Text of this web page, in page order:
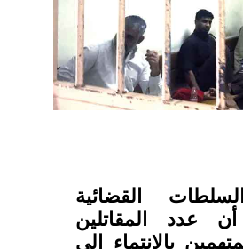
القضائية
أن عدد المقاتلين
بالانتماء إلى